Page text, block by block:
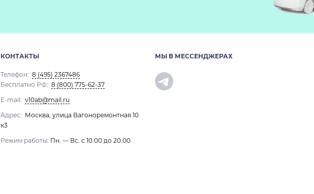
КОНТАКТЫ
Телефон: 8 (495) 2367486
Бесплатно РФ: 8 (800) 775-62-37
E-mail: v10ab@mail.ru
Адрес: Москва, улица Вагоноремонтная 10
к3
Режим работы: Пн. — Вс. с 10.00 до 20.00
МЫ В МЕССЕНДЖЕРАХ